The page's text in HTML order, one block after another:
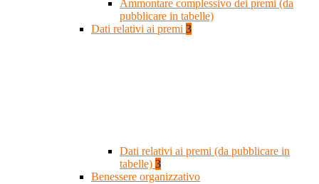
Ammontare complessivo dei premi (da
pubblicare in tabelle)
Dati relativi ai premi 3
Dati relativi ai premi (da pubblicare in
tabelle) 3
Benessere organizzativo